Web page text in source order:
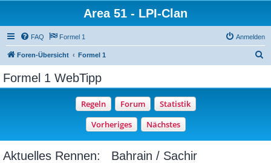
Area 51 - LPI-Clan
FAQ Formel 1 Anmelden
Foren-Übersicht Formel 1
Formel 1 WebTipp
Aktuelles Rennen: Bahrain / Sachir